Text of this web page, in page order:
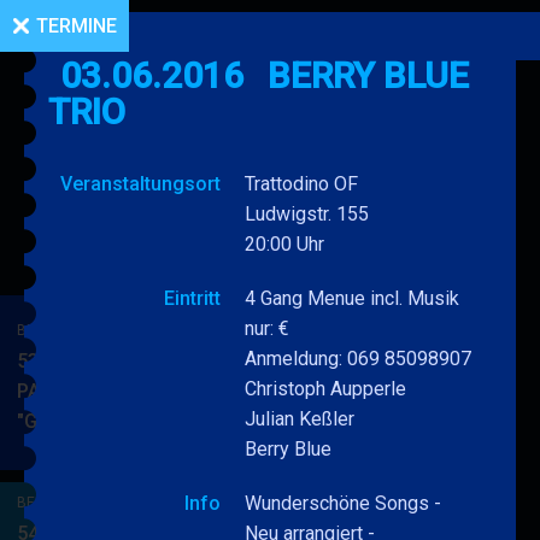
BERRY BLUE & BAND
53. JAZZ Matinee in den
PARKSIDE STUDIOS
"Gypsy Jazz"
BAND
BERRY BLUE & BAND
54. JAZZ Matinee in den
TERMINE
03.06.2016
BERRY BLUE
TRIO
Veranstaltungsort
Trattodino OF
Ludwigstr. 155
20:00 Uhr
Eintritt
4 Gang Menue incl. Musik
nur: €
Anmeldung: 069 85098907
Christoph Aupperle
Julian Keßler
Berry Blue
Info
Wunderschöne Songs -
Neu arrangiert -